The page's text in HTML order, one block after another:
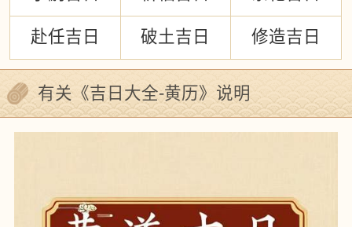
赴任吉日 破土吉日 修造吉日
有关《吉日大全-黄历》说明